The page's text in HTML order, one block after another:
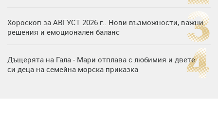
Хороскоп за АВГУСТ 2026 г.: Нови възможности, важни
решения и емоционален баланс
Дъщерята на Гала - Мари отплава с любимия и двете
си деца на семейна морска приказка